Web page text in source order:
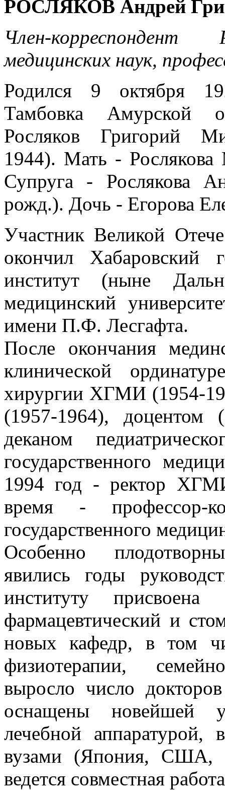
РОСЛЯКОВ Андрей
Член-
медицинских наук,
Родился 9 октября
Тамбовка Амурской
Росляков Григорий
1944). Мать -
Супруга - Рослякова
рожд.). Дочь - Егорова
Участник Великой
окончил Хабаровский
институт (ныне
медицинский
имени П.Ф. Лесгафта.
После окончания
клинической
хирургии ХГМИ (1954-
(1957-1964), доцентом
деканом
государственного
1994 год - ректор
время - профессор-
государственного
Особенно
явились годы
институту присвоена
фармацевтический и
новых кафедр, в том
физиотерапии,
выросло число
оснащены новейшей
лечебной аппаратурой,
вузами (Япония,
ведется совместная